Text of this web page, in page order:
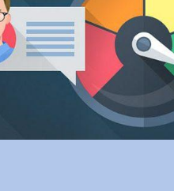
de ma grande
j’ai reçue de Cockpit. Leur
et concise ont renforcé
Grâce à cette
mieux préparé pour faire face